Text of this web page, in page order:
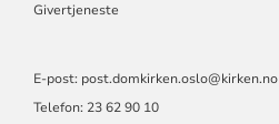
Givertjeneste
E-post: post.domkirken.oslo@kirken.no
Telefon: 23 62 90 10